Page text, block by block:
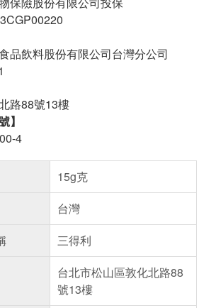
品飲料股份有限公司台灣分公司
路88號13樓
】
4
15g克
台灣
三得利
台北市松山區敦化北路88
號13樓